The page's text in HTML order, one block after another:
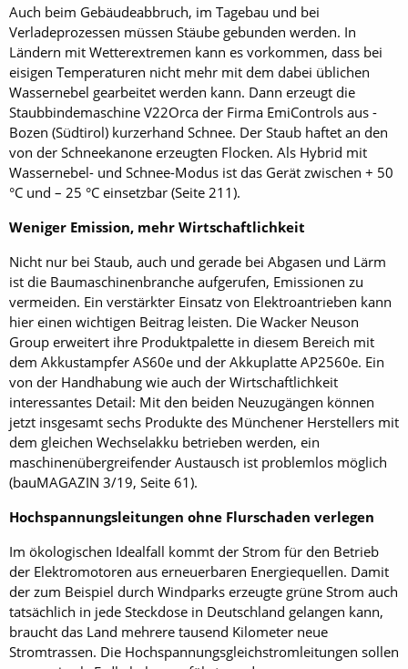
Auch beim Gebäudeabbruch, im Tagebau und bei
Verladeprozessen müssen Stäube gebunden werden. In
Ländern mit Wetterextremen kann es vorkommen, dass bei
eisigen Temperaturen nicht mehr mit dem dabei üblichen
Wassernebel gearbeitet werden kann. Dann erzeugt die
Staubbindemaschine V22Orca der Firma EmiControls aus ­
Bozen (Südtirol) kurzerhand Schnee. Der Staub haftet an den
von der Schneekanone erzeugten Flocken. Als Hybrid mit
Wassernebel- und Schnee-Modus ist das Gerät zwischen + 50
°C und – 25 °C einsetzbar (Seite 211).
Weniger Emission, mehr Wirtschaftlichkeit
Nicht nur bei Staub, auch und gerade bei Abgasen und Lärm
ist die Baumaschinenbranche aufgerufen, Emissionen zu
vermeiden. Ein verstärkter Einsatz von Elektroantrieben kann
hier einen wichtigen Beitrag leisten. Die Wacker Neuson
Group erweitert ihre Produktpalette in diesem Bereich mit
dem Akkustampfer AS60e und der Akkuplatte AP2560e. Ein
von der Handhabung wie auch der Wirtschaftlichkeit
interessantes Detail: Mit den beiden Neuzugängen können
jetzt insgesamt sechs Produkte des Münchener Herstellers mit
dem gleichen Wechselakku betrieben werden, ein
maschinenübergreifender Austausch ist problemlos möglich
(bauMAGAZIN 3/19, Seite 61).
Hochspannungsleitungen ohne Flurschaden verlegen
Im ökologischen Idealfall kommt der Strom für den Betrieb
der Elektromotoren aus erneuerbaren Energiequellen. Damit
der zum Beispiel durch Windparks erzeugte grüne Strom auch
tatsächlich in jede Steckdose in Deutschland gelangen kann,
braucht das Land mehrere tausend Kilometer neue
Stromtrassen. Die Hochspannungsgleichstromleitungen sollen